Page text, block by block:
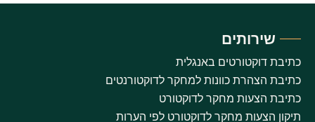
שירותים
כתיבת דוקטורטים באנגלית
כתיבת הצהרת כוונות למחקר לדוקטורנטים
כתיבת הצעות מחקר לדוקטורט
תיקון הצעות מחקר לדוקטורט לפי הערות